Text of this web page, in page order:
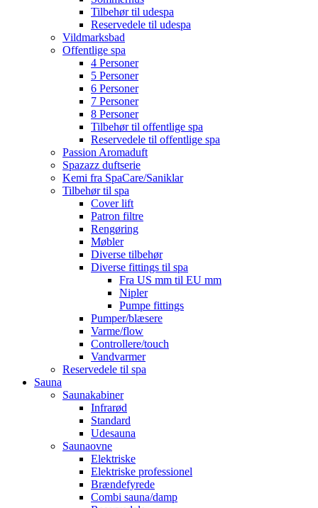
Tilbehør til udespa
Reservedele til udespa
Vildmarksbad
Offentlige spa
4 Personer
5 Personer
6 Personer
7 Personer
8 Personer
Tilbehør til offentlige spa
Reservedele til offentlige spa
Passion Aromaduft
Spazazz duftserie
Kemi fra SpaCare/Saniklar
Tilbehør til spa
Cover lift
Patron filtre
Rengøring
Møbler
Diverse tilbehør
Diverse fittings til spa
Fra US mm til EU mm
Nipler
Pumpe fittings
Pumper/blæsere
Varme/flow
Controllere/touch
Vandvarmer
Reservedele til spa
Sauna
Saunakabiner
Infrarød
Standard
Udesauna
Saunaovne
Elektriske
Elektriske professionel
Brændefyrede
Combi sauna/damp